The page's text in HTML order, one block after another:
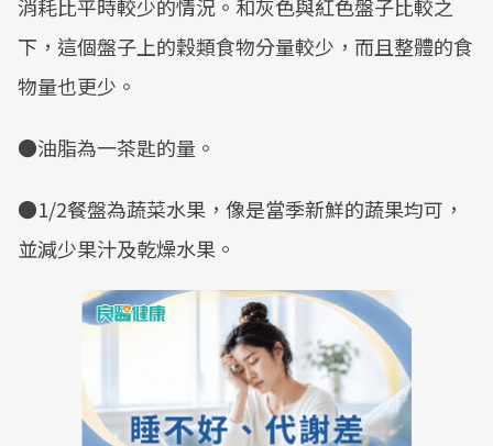
消耗比平時較少的情況。和灰色與紅色盤子比較之
下，這個盤子上的穀類食物分量較少，而且整體的食
物量也更少。
●油脂為一茶匙的量。
●1/2餐盤為蔬菜水果，像是當季新鮮的蔬果均可，
並減少果汁及乾燥水果。